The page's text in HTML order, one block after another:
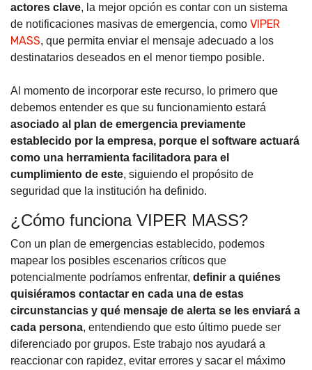
actores clave, la mejor opción es contar con un sistema
de notificaciones masivas de emergencia, como VIPER
MASS, que permita enviar el mensaje adecuado a los
destinatarios deseados en el menor tiempo posible.
Al momento de incorporar este recurso, lo primero que
debemos entender es que su funcionamiento estará
asociado al plan de emergencia previamente
establecido por la empresa, porque el software actuará
como una herramienta facilitadora para el
cumplimiento de este, siguiendo el propósito de
seguridad que la institución ha definido.
¿Cómo funciona VIPER MASS?
Con un plan de emergencias establecido, podemos
mapear los posibles escenarios críticos que
potencialmente podríamos enfrentar, definir a quiénes
quisiéramos contactar en cada una de estas
circunstancias y qué mensaje de alerta se les enviará a
cada persona, entendiendo que esto último puede ser
diferenciado por grupos. Este trabajo nos ayudará a
reaccionar con rapidez, evitar errores y sacar el máximo